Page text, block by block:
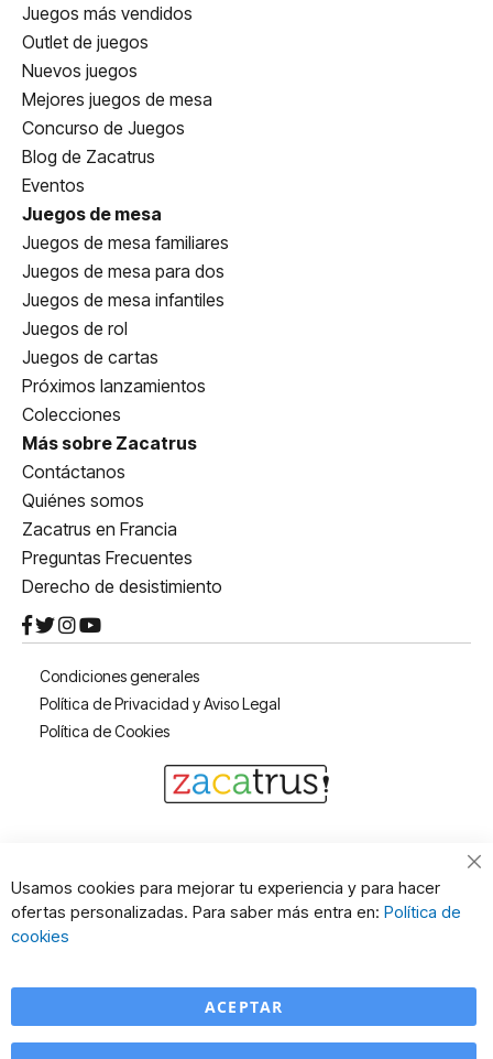
Juegos más vendidos
Outlet de juegos
Nuevos juegos
Mejores juegos de mesa
Concurso de Juegos
Blog de Zacatrus
Eventos
Juegos de mesa
Juegos de mesa familiares
Juegos de mesa para dos
Juegos de mesa infantiles
Juegos de rol
Juegos de cartas
Próximos lanzamientos
Colecciones
Más sobre Zacatrus
Contáctanos
Quiénes somos
Zacatrus en Francia
Preguntas Frecuentes
Derecho de desistimiento
Condiciones generales
Política de Privacidad y Aviso Legal
Política de Cookies
Usamos cookies para mejorar tu experiencia y para hacer
ofertas personalizadas. Para saber más entra en: Política de
cookies
ACEPTAR